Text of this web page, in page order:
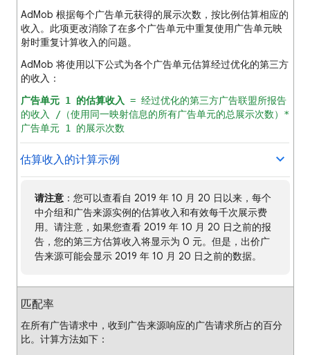
AdMob 根据每个广告单元获得的展示次数，按比例估算相应的
收入。此项更改消除了在多个广告单元中重复使用广告单元映
射时重复计算收入的问题。
AdMob 将使用以下公式为各个广告单元估算经过优化的第三方
的收入：
广告单元 1 的估算收入
= 经过优化的第三方广告联盟所报告
的收入 /（使用同一映射信息的所有广告单元的总展示次数）*
广告单元 1 的展示次数
估算收入的计算示例
请注意 ：您可以查看自 2019 年 10 月 20 日以来，每个
中介组和广告来源实例的估算收入和有效每千次展示费
用。请注意，如果您查看 2019 年 10 月 20 日之前的报
告，您的第三方估算收入将显示为 0 元。但是，出价广
告来源可能会显示 2019 年 10 月 20 日之前的数据。
匹配率
在所有广告请求中，收到广告来源响应的广告请求所占的百分
比。计算方法如下：